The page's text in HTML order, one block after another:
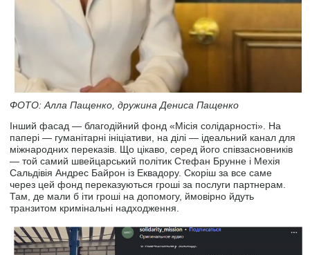
ФОТО: Алла Пащенко, дружина Дениса Пащенко
Інший фасад — благодійний фонд «Місія солідарності». На
папері — гуманітарні ініціативи, на ділі — ідеальний канал для
міжнародних переказів. Що цікаво, серед його співзасновників
— той самий швейцарський політик Стефан Брунне і Мехія
Сальдівія Андрес Байрон із Еквадору. Скоріш за все саме
через цей фонд переказуються гроші за послуги партнерам.
Там, де мали б іти гроші на допомогу, ймовірно йдуть
транзитом кримінальні надходження.